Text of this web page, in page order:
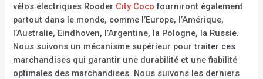
vélos électriques Rooder City Coco fourniront également
partout dans le monde, comme l’Europe, l’Amérique,
l’Australie, Eindhoven, l’Argentine, la Pologne, la Russie.
Nous suivons un mécanisme supérieur pour traiter ces
marchandises qui garantir une durabilité et une fiabilité
optimales des marchandises. Nous suivons les derniers